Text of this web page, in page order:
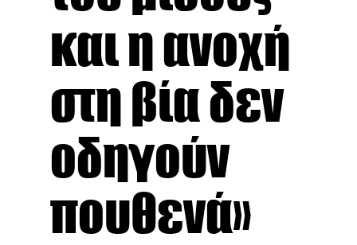
και η ανοχή
στη βία δεν
οδηγούν
πουθενά»